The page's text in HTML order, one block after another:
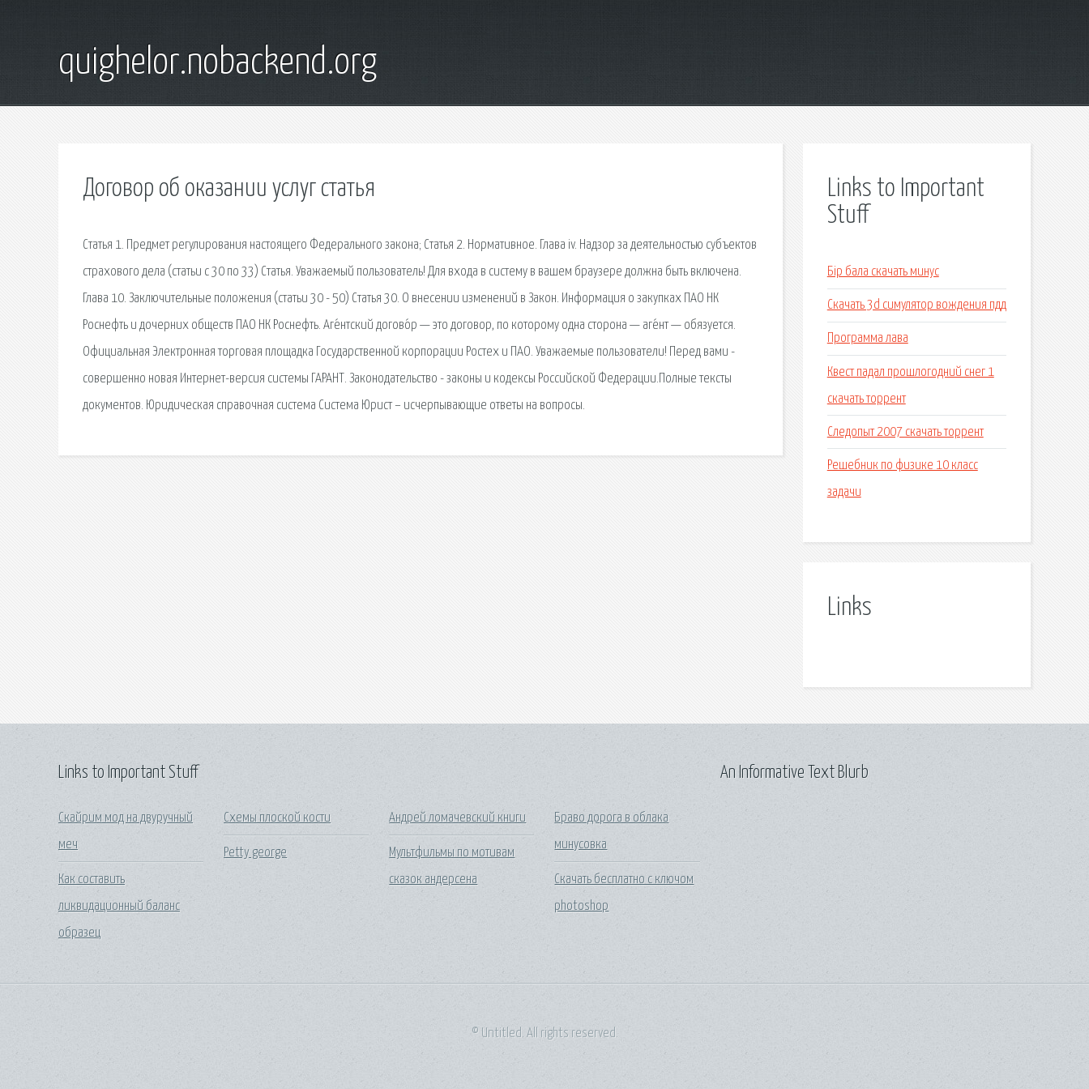
quighelor.nobackend.org
Договор об оказании услуг статья
Статья 1. Предмет регулирования настоящего Федерального закона; Статья 2. Нормативное. Глава iv. Надзор за деятельностью субъектов
страхового дела (статьи с 30 по 33) Статья. Уважаемый пользователь! Для входа в систему в вашем браузере должна быть включена.
Глава 10. Заключительные положения (статьи 30 - 50) Статья 30. О внесении изменений в Закон. Информация о закупках ПАО НК
Роснефть и дочерних обществ ПАО НК Роснефть. Аге́нтский догово́р — это договор, по которому одна сторона — аге́нт — обязуется.
Официальная Электронная торговая площадка Государственной корпорации Ростех и ПАО. Уважаемые пользователи! Перед вами -
совершенно новая Интернет-версия системы ГАРАНТ. Законодательство - законы и кодексы Российской Федерации.Полные тексты
документов. Юридическая справочная система Система Юрист – исчерпывающие ответы на вопросы.
Links to Important
Stuff
Бір бала скачать минус
Скачать 3d симулятор вождения пдд
Программа лава
Квест падал прошлогодний снег 1
скачать торрент
Следопыт 2007 скачать торрент
Решебник по физике 10 класс
задачи
Links
Links to Important Stuff
Скайрим мод на двуручный
меч
Как составить
ликвидационный баланс
образец
Схемы плоской кости
Petty george
Андрей ломачевский книги
Мультфильмы по мотивам
сказок андерсена
Браво дорога в облака
минусовка
Скачать бесплатно с ключом
photoshop
An Informative Text Blurb
© Untitled. All rights reserved.